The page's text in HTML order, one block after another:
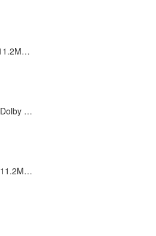
自然私语·雷雨乐章 (11.2MHz DSD)
自然私语: 骤雨初歇 (Dolby Atmos)
自然私语: 骤雨初歇 (11.2MHz DSD)